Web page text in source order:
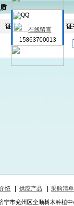
证书 证
在线留言
15863700013
绍 供应产品
采购清单
宁市兖州区全顺树木种植